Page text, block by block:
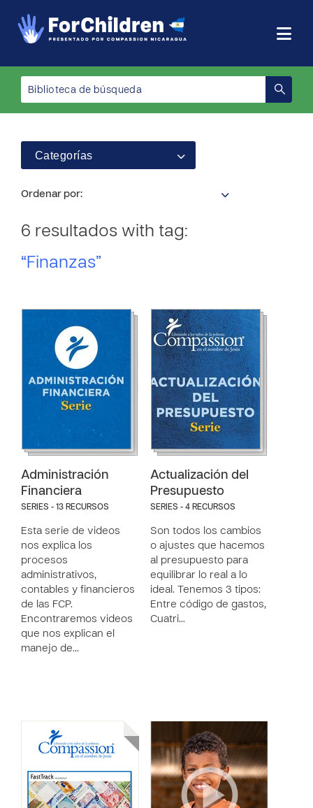
Categorías
Ordenar por:
6 resultados with tag:
“Finanzas”
Administración
Financiera
SERIES - 13 RECURSOS
Esta serie de videos
nos explica los
procesos
administrativos,
contables y financieros
de las FCP.
Encontraremos videos
que nos explican el
manejo de…
Actualización del
Presupuesto
SERIES - 4 RECURSOS
Son todos los cambios
o ajustes que hacemos
al presupuesto para
equilibrar lo real a lo
ideal. Tenemos 3 tipos:
Entre código de gastos,
Cuatri…